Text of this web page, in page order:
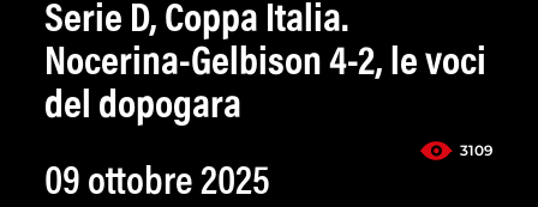
Serie D, Coppa Italia.
Nocerina-Gelbison 4-2, le voci
del dopogara
3109
09 ottobre 2025